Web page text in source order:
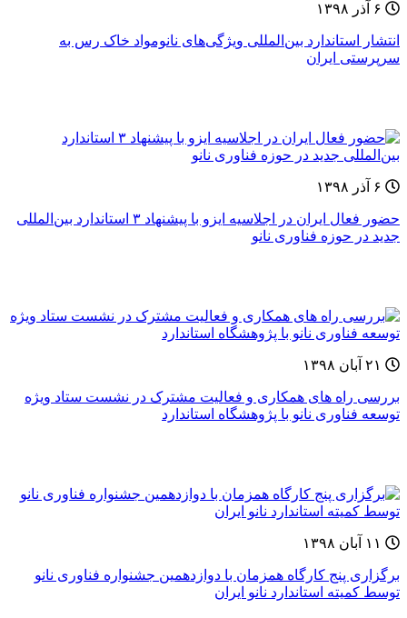
انتشار استاندارد بین‌المللی ویژگی‌های نانومواد خاک رس به
سرپرستی ایران
حضور فعال ایران در اجلاسیه ایزو با پیشنهاد ۳ استاندارد بین‌المللی
جدید در حوزه فناوری نانو
بررسی راه های همکاری و فعالیت مشترک در نشست ستاد ویژه
توسعه فناوری نانو با پژوهشگاه استاندارد
برگزاری پنج کارگاه همزمان با دوازدهمین جشنواره فناوری نانو
توسط کمیته استاندارد نانو ایران